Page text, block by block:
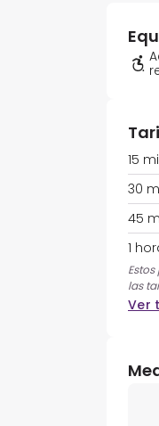
15
30
45
1
las
Ver